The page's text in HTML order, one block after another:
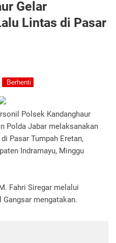
Gelar
Lintas di Pasar
Berhenti
Polsek Kandanghaur
Polda Jabar melaksanakan
Pasar Tumpah Eretan,
Indramayu, Minggu
Fahri Siregar melalui
mengatakan.